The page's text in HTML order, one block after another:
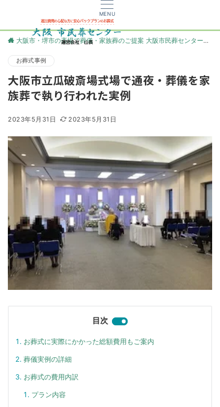
MENU
大阪市・堺市の斎場で葬儀・家族葬のご提案 大阪市民葬センター
お葬式事例
大阪市立瓜破斎場式場で通夜・葬儀を家
族葬で執り行われた実例
2023年5月31日 2023年5月31日
目次
お葬式に実際にかかった総額費用もご案内
葬儀実例の詳細
お葬式の費用内訳
プラン内容